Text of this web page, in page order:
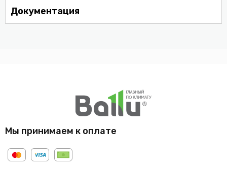
Документация
Мы принимаем к оплате